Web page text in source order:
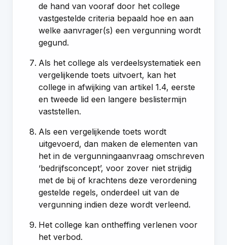
de hand van vooraf door het college
vastgestelde criteria bepaald hoe en aan
welke aanvrager(s) een vergunning wordt
gegund.
Als het college als verdeelsystematiek een
vergelijkende toets uitvoert, kan het
college in afwijking van artikel 1.4, eerste
en tweede lid een langere beslistermijn
vaststellen.
Als een vergelijkende toets wordt
uitgevoerd, dan maken de elementen van
het in de vergunningaanvraag omschreven
‘bedrijfsconcept’, voor zover niet strijdig
met de bij of krachtens deze verordening
gestelde regels, onderdeel uit van de
vergunning indien deze wordt verleend.
Het college kan ontheffing verlenen voor
het verbod.